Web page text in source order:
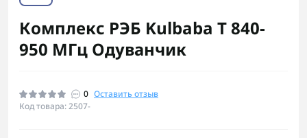
Комплекс РЭБ Kulbaba T 840-
950 МГц Одуванчик
0 Оставить отзыв
Код товара: 2507-